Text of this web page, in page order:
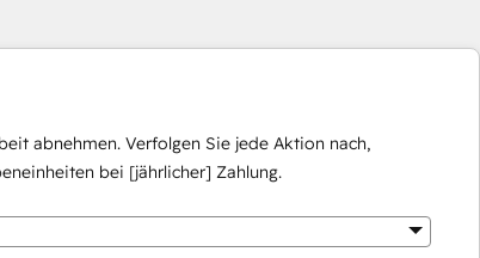
abnehmen. Verfolgen Sie jede Aktion nach,
bei [jährlicher] Zahlung.